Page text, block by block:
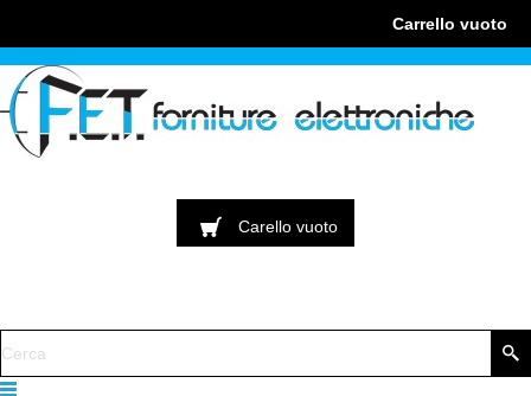
Carrello vuoto
Carello vuoto